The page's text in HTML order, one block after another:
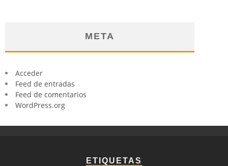
META
Acceder
Feed de entradas
Feed de comentarios
WordPress.org
ETIQUETAS